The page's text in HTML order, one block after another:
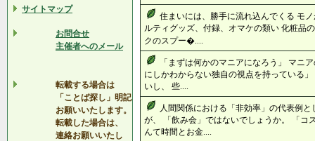
サイトマップ
お問合せ
主催者へのメール
転載する場合は
「ことば探し」明記
お願いいたします。
転載した場合は、
連絡お願いいたし
住まいには、勝手に流れ込んでくる モ
ルティグッズ、付録、オマケの類い 化粧品
クのスプー�....
「まずは何かのマニアになろう」 マニ
にしかわからない独自の視点を持っている
いし、 些....
人間関係における「非効率」の代表例
が、 「飲み会」ではないでしょうか。 「
んて時間とお金....